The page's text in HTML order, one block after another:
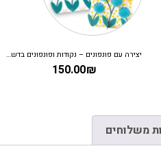
יצירה עם פונפונים – נקודות ופונפונים בדשא DJECO
150.00₪
משלוחים